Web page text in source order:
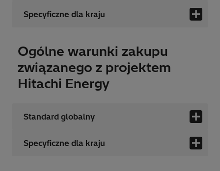
Specyficzne dla kraju
Ogólne warunki zakupu
związanego z projektem
Hitachi Energy
Standard globalny
Specyficzne dla kraju